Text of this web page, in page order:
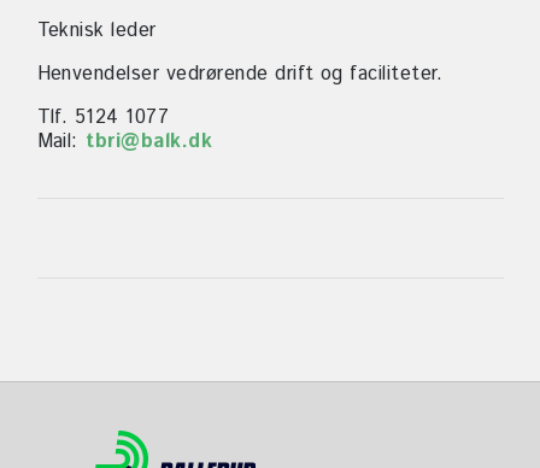
Teknisk leder
Henvendelser vedrørende drift og faciliteter.
Tlf. 5124 1077
Mail: tbri@balk.dk